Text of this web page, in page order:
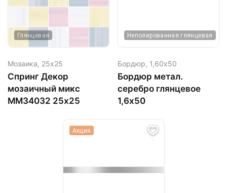
Глянцевая
Мозаика, 25х25
Спринг Декор
мозаичный микс
MM34032 25х25
Неполированная глянцевая
Бордюр, 1,60х50
Бордюр метал.
серебро глянцевое
1,6х50
Акция